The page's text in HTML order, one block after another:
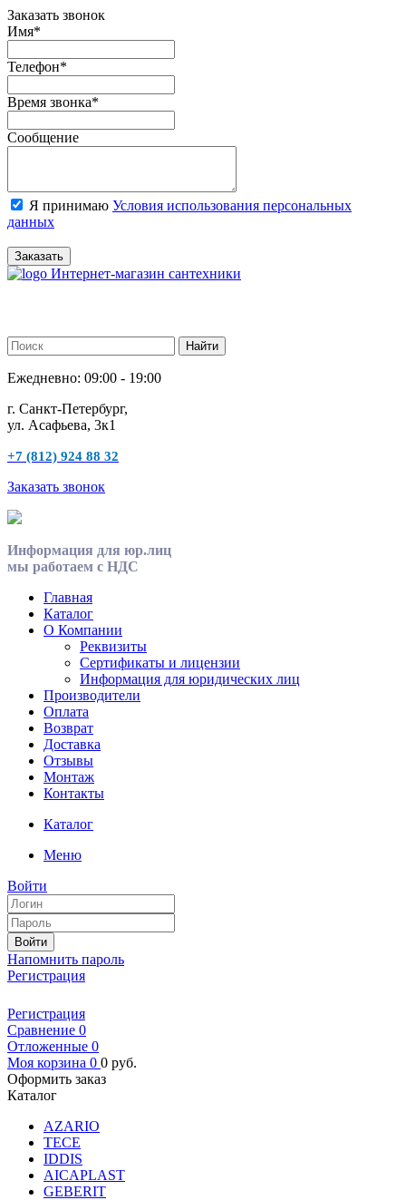
Заказать звонок
Имя*
Телефон*
Время звонка*
Сообщение
Я принимаю Условия использования персональных
данных
Заказать
Интернет-магазин сантехники
Ежедневно: 09:00 - 19:00
г. Санкт-Петербург,
ул. Асафьева, 3к1
+7 (812) 924 88 32
Заказать звонок
Информация для юр.лиц
мы работаем с НДС
Главная
Каталог
О Компании
Реквизиты
Сертификаты и лицензии
Информация для юридических лиц
Производители
Оплата
Возврат
Доставка
Отзывы
Монтаж
Контакты
Каталог
Меню
Войти
Войти
Напомнить пароль
Регистрация
Регистрация
Сравнение 0
Отложенные 0
Моя корзина 0 0 руб.
Оформить заказ
Каталог
AZARIO
TECE
IDDIS
AICAPLAST
GEBERIT